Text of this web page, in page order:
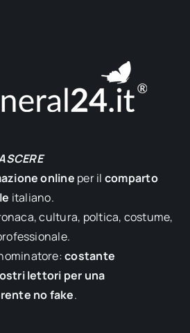
online per il comparto
italiano.
cultura, poltica, costume,
costante
lettori per una
no fake.